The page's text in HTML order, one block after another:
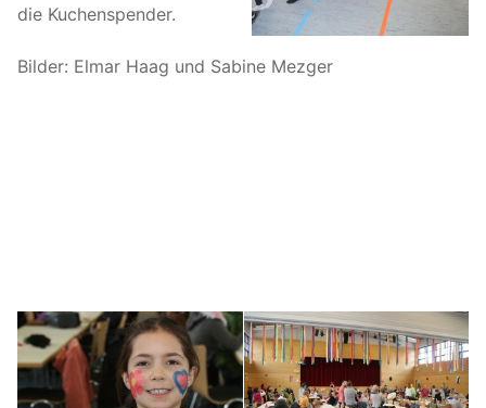
die Kuchenspender.
Bilder: Elmar Haag und Sabine Mezger